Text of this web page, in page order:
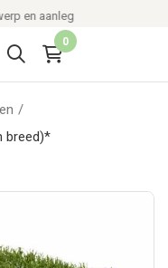
en aanleg
0
/
breed)*